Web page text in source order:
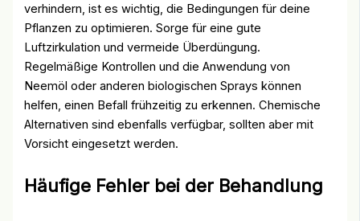
verhindern, ist es wichtig, die Bedingungen für deine
Pflanzen zu optimieren. Sorge für eine gute
Luftzirkulation und vermeide Überdüngung.
Regelmäßige Kontrollen und die Anwendung von
Neemöl oder anderen biologischen Sprays können
helfen, einen Befall frühzeitig zu erkennen. Chemische
Alternativen sind ebenfalls verfügbar, sollten aber mit
Vorsicht eingesetzt werden.
Häufige Fehler bei der Behandlung